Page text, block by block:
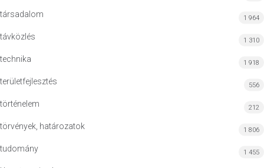
társadalom 1 964
távközlés 1 310
technika 1 918
területfejlesztés 556
történelem 212
törvények, határozatok 1 806
tudomány 1 455